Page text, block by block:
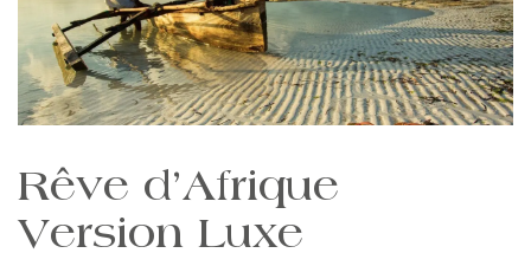
Rêve d’Afrique
Version Luxe